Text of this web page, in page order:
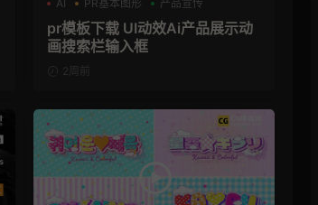
AI
PR基本图形 产品宣传
pr模板下载 UI动效Ai产品展示动
画搜索栏输入框
2周前